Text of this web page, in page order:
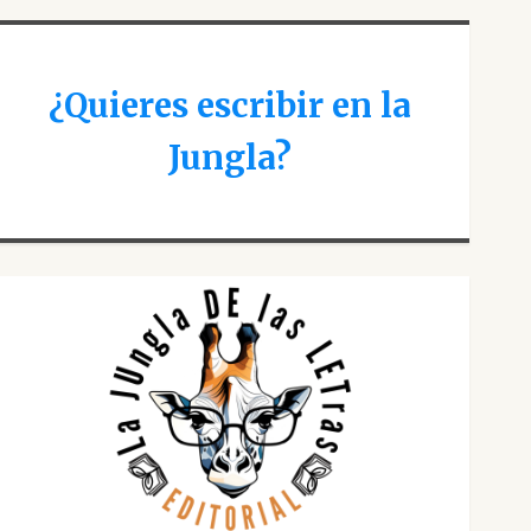
¿Quieres escribir en la
Jungla?